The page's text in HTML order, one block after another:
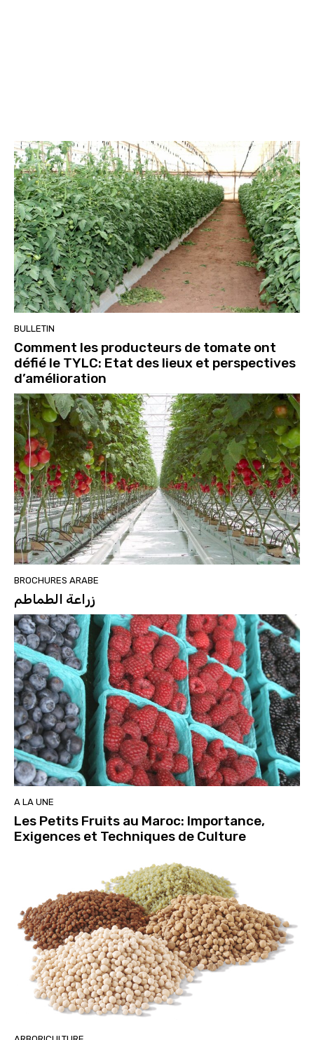
BULLETIN
Comment les producteurs de tomate ont
défié le TYLC: Etat des lieux et perspectives
d’amélioration
BROCHURES ARABE
زراعة الطماطم
A LA UNE
Les Petits Fruits au Maroc: Importance,
Exigences et Techniques de Culture